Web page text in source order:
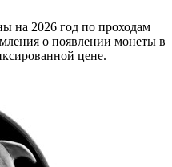
на 2026 год по проходам
о появлении монеты в
цене.